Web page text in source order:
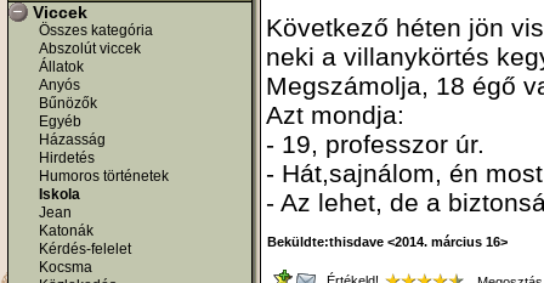
Viccek
Összes kategória
Abszolút viccek
Állatok
Anyós
Bűnözők
Egyéb
Házasság
Hirdetés
Humoros történetek
Iskola
Jean
Katonák
Kérdés-felelet
Kocsma
Következő héten jön
neki a villanykörtés
Megszámolja, 18 égő
Azt mondja:
- 19, professzor úr.
- Hát,sajnálom, én
- Az lehet, de a
Beküldte:thisdave <2014. március 16>